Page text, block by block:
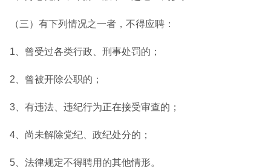
（三）有下列情况之一者，不得应聘：
1、曾受过各类行政、刑事处罚的；
2、曾被开除公职的；
3、有违法、违纪行为正在接受审查的；
4、尚未解除党纪、政纪处分的；
5、法律规定不得聘用的其他情形。